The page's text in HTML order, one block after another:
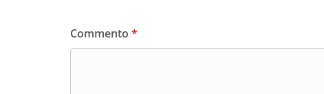
Commento *